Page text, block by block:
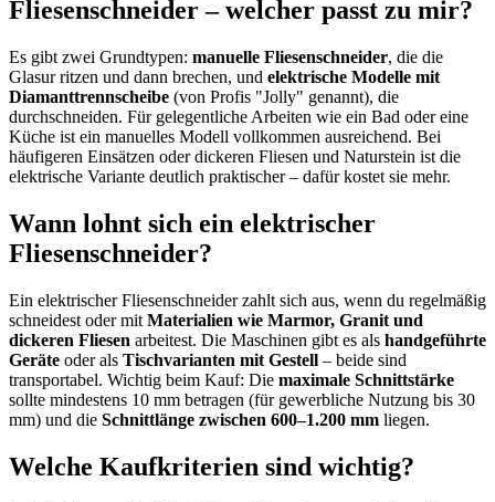
Fliesenschneider – welcher passt zu mir?
Es gibt zwei Grundtypen: manuelle Fliesenschneider, die die
Glasur ritzen und dann brechen, und elektrische Modelle mit
Diamanttrennscheibe (von Profis "Jolly" genannt), die
durchschneiden. Für gelegentliche Arbeiten wie ein Bad oder eine
Küche ist ein manuelles Modell vollkommen ausreichend. Bei
häufigeren Einsätzen oder dickeren Fliesen und Naturstein ist die
elektrische Variante deutlich praktischer – dafür kostet sie mehr.
Wann lohnt sich ein elektrischer
Fliesenschneider?
Ein elektrischer Fliesenschneider zahlt sich aus, wenn du regelmäßig
schneidest oder mit Materialien wie Marmor, Granit und
dickeren Fliesen arbeitest. Die Maschinen gibt es als handgeführte
Geräte oder als Tischvarianten mit Gestell – beide sind
transportabel. Wichtig beim Kauf: Die maximale Schnittstärke
sollte mindestens 10 mm betragen (für gewerbliche Nutzung bis 30
mm) und die Schnittlänge zwischen 600–1.200 mm liegen.
Welche Kaufkriterien sind wichtig?